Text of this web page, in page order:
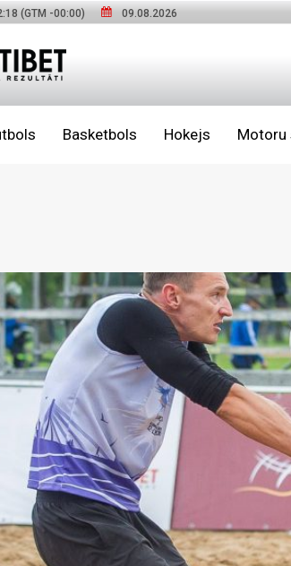
(GTM -00:00) 09.08.2026
Basketbols Hokejs Motoru